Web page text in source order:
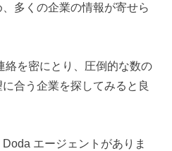
多くの企業の情報が寄せら
絡を密にとり、圧倒的な数の
合う企業を探してみると良
エージェントがありま